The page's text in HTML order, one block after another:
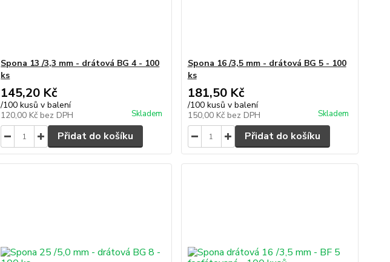
Spona 13 /3,3 mm - drátová BG 4 - 100
ks
145,20 Kč
/100 kusů v balení
120,00 Kč bez DPH Skladem
Přidat do košíku
Spona 16 /3,5 mm - drátová BG 5 - 100
ks
181,50 Kč
/100 kusů v balení
150,00 Kč bez DPH Skladem
Přidat do košíku